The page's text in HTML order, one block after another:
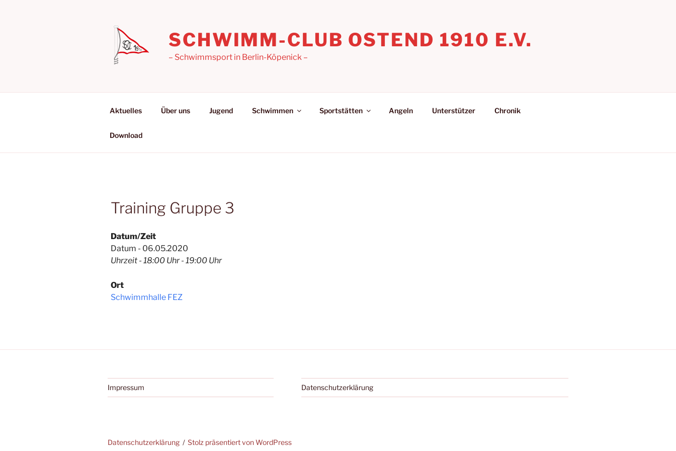
SCHWIMM-CLUB OSTEND 1910 E.V.
– Schwimmsport in Berlin-Köpenick –
Aktuelles Über uns Jugend Schwimmen Sportstätten Angeln Unterstützer Chronik
Download
Training Gruppe 3
Datum/Zeit
Datum - 06.05.2020
Uhrzeit - 18:00 Uhr - 19:00 Uhr
Ort
Schwimmhalle FEZ
Impressum Datenschutzerklärung
Datenschutzerklärung Stolz präsentiert von WordPress